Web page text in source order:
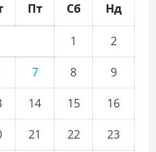
Пт Сб Нд
1
2
7 8
9
14 15
16
21 22
23